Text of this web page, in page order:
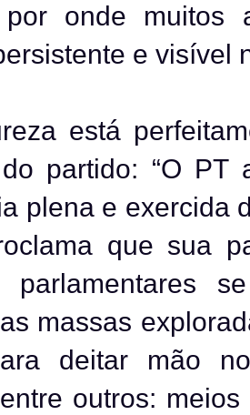
por onde muitos
e visível
está
partido: “O PT
plena e exercida
que sua
parlamentares
massas
deitar mão
outros: